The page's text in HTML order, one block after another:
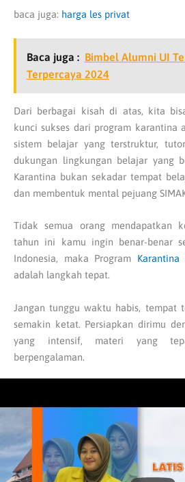
baca juga: harga les privat
Baca juga : Bimbel Alumni UI
Terpercaya 2024
Dari berbagai kisah di atas, kita
kunci sukses dari program karantina
sistem belajar yang terstruktur,
dukungan lingkungan belajar yang
Karantina bukan sekadar tempat
dan membentuk mental pejuang
Tidak semua orang mendapatkan
tahun ini kamu ingin benar-benar
Indonesia, maka Program Karantina
adalah langkah tepat.
Jangan tunggu waktu habis, tempat
semakin ketat. Persiapkan dirimu
yang intensif, materi yang
berpengalaman.
0896-2852-2526dan kunjungi
Satu bulan bisa mengubah masa
sebagai jembatan menuju impianmu!